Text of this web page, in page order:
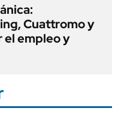
Cuattromo y
el empleo y